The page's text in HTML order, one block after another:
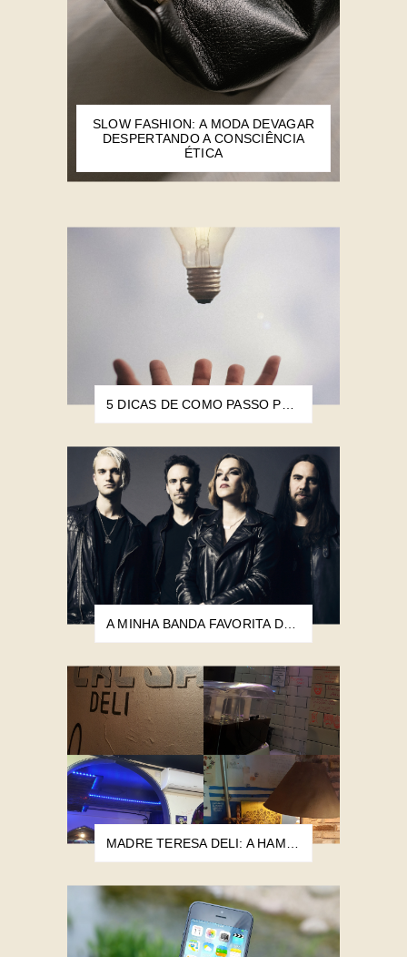
SLOW FASHION: A MODA DEVAGAR
DESPERTANDO A CONSCIÊNCIA
ÉTICA
5 DICAS DE COMO PASSO PELO BLOQUEIO CRIATIVO
A MINHA BANDA FAVORITA DE TODOS OS TEMPOS
MADRE TERESA DELI: A HAMBURGUERIA MAIS POBRE DO MUNDO